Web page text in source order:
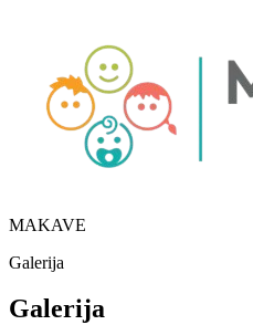
MAKAVE
Galerija
Galerija